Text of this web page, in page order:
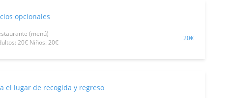
opcionales
(menú)
20€ Niños: 20€
20€
el lugar de recogida y regreso